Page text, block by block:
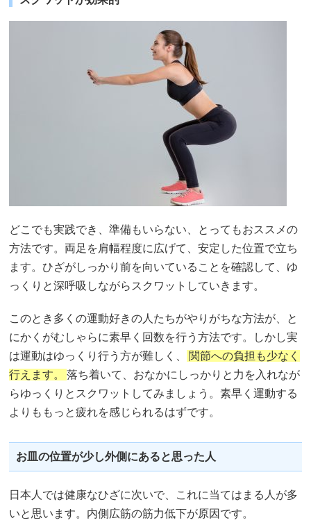
どこでも実践でき、準備もいらない、とってもおススメの
方法です。両足を肩幅程度に広げて、安定した位置で立ち
ます。ひざがしっかり前を向いていることを確認して、ゆ
っくりと深呼吸しながらスクワットしていきます。
このとき多くの運動好きの人たちがやりがちな方法が、と
にかくがむしゃらに素早く回数を行う方法です。しかし実
は運動はゆっくり行う方が難しく、
関節への負担も少なく
行えます。
落ち着いて、おなかにしっかりと力を入れなが
らゆっくりとスクワットしてみましょう。素早く運動する
よりももっと疲れを感じられるはずです。
お皿の位置が少し外側にあると思った人
日本人では健康なひざに次いで、これに当てはまる人が多
いと思います。内側広筋の筋力低下が原因です。